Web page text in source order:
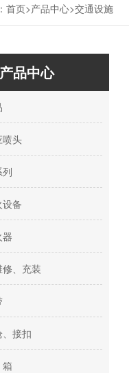
首页>产品中心>交通设施
产品中心
头
列
备
修、充装
接扣